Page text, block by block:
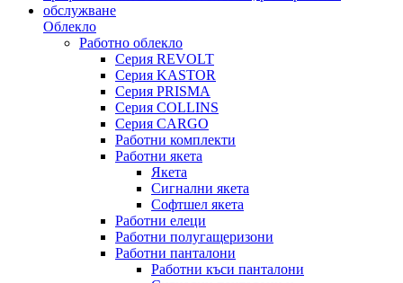
Облекло
Работно облекло
Серия REVOLT
Серия KASTOR
Серия PRISMA
Серия COLLINS
Серия CARGO
Работни комплекти
Работни якета
Якета
Сигнални якета
Софтшел якета
Работни елеци
Работни полугащеризони
Работни панталони
Работни къси панталони